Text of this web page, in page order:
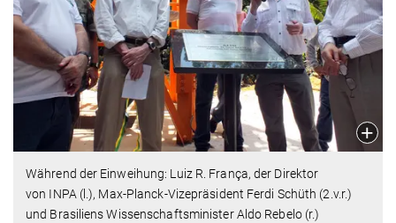
Während der Einweihung: Luiz R. França, der Direktor
von INPA (l.), Max-Planck-Vizepräsident Ferdi Schüth (2.v.r.)
und Brasiliens Wissenschaftsminister Aldo Rebelo (r.)